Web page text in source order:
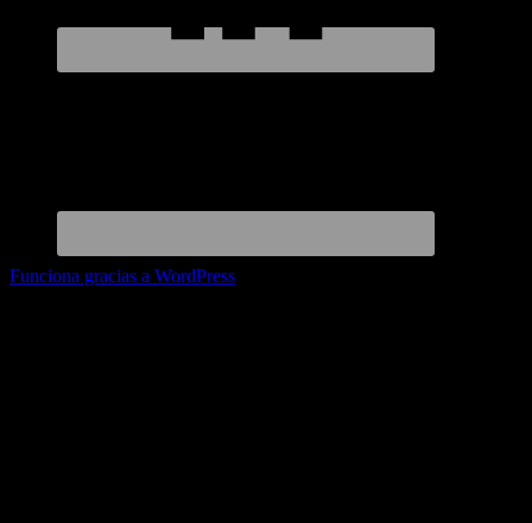
Funciona gracias a WordPress